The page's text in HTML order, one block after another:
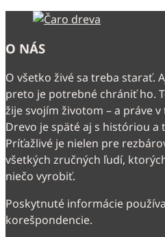
O NÁS
O všetko živé sa treba starať.
preto je potrebné chrániť ho.
žije svojím životom – a práve
Drevo je späté aj s históriou a
Príťažlivé je nielen pre
všetkých zručných ľudí,
niečo vyrobiť.
Poskytnuté informácie
korešpondencie.